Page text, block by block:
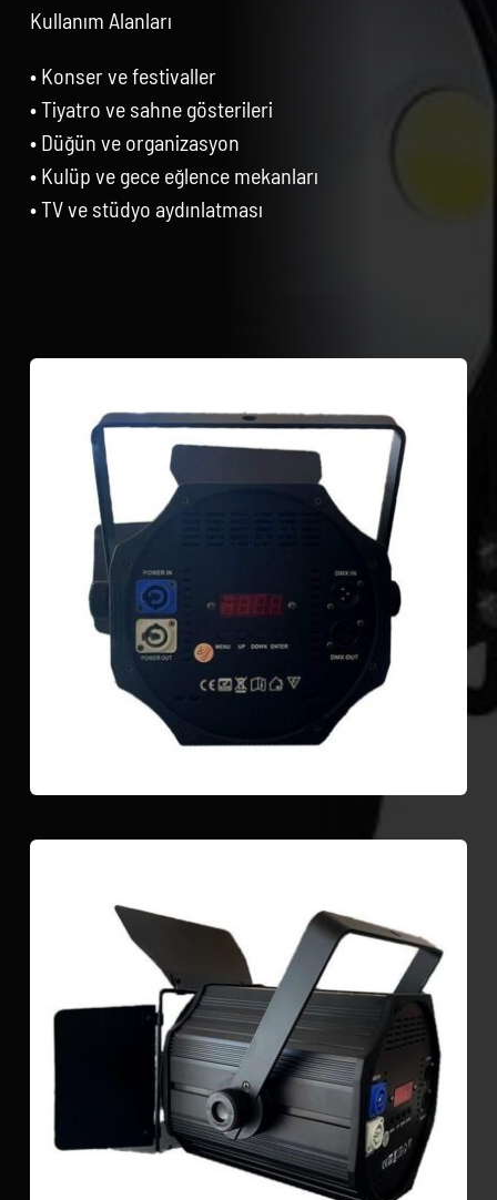
Kullanım Alanları
• Konser ve festivaller
• Tiyatro ve sahne gösterileri
• Düğün ve organizasyon
• Kulüp ve gece eğlence mekanları
• TV ve stüdyo aydınlatması